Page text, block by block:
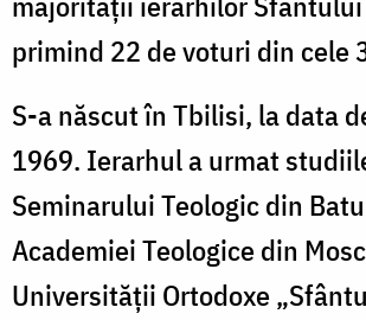
primind 22 de voturi din cele
S-a născut în Tbilisi, la data
1969. Ierarhul a urmat
Seminarului Teologic din
Academiei Teologice din
Universității Ortodoxe